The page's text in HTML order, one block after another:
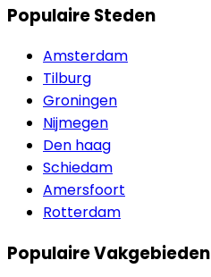
Populaire Steden
Amsterdam
Tilburg
Groningen
Nijmegen
Den haag
Schiedam
Amersfoort
Rotterdam
Populaire Vakgebieden